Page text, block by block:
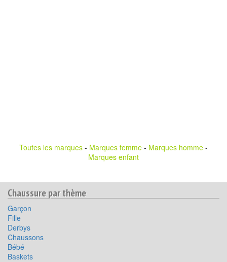
Toutes les marques - Marques femme - Marques homme -
Marques enfant
Chaussure par thème
Garçon
Fille
Derbys
Chaussons
Bébé
Baskets